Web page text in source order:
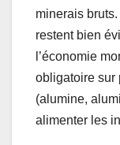
minerais
restent bien
l’économie
obligatoire sur
(alumine,
alimenter les